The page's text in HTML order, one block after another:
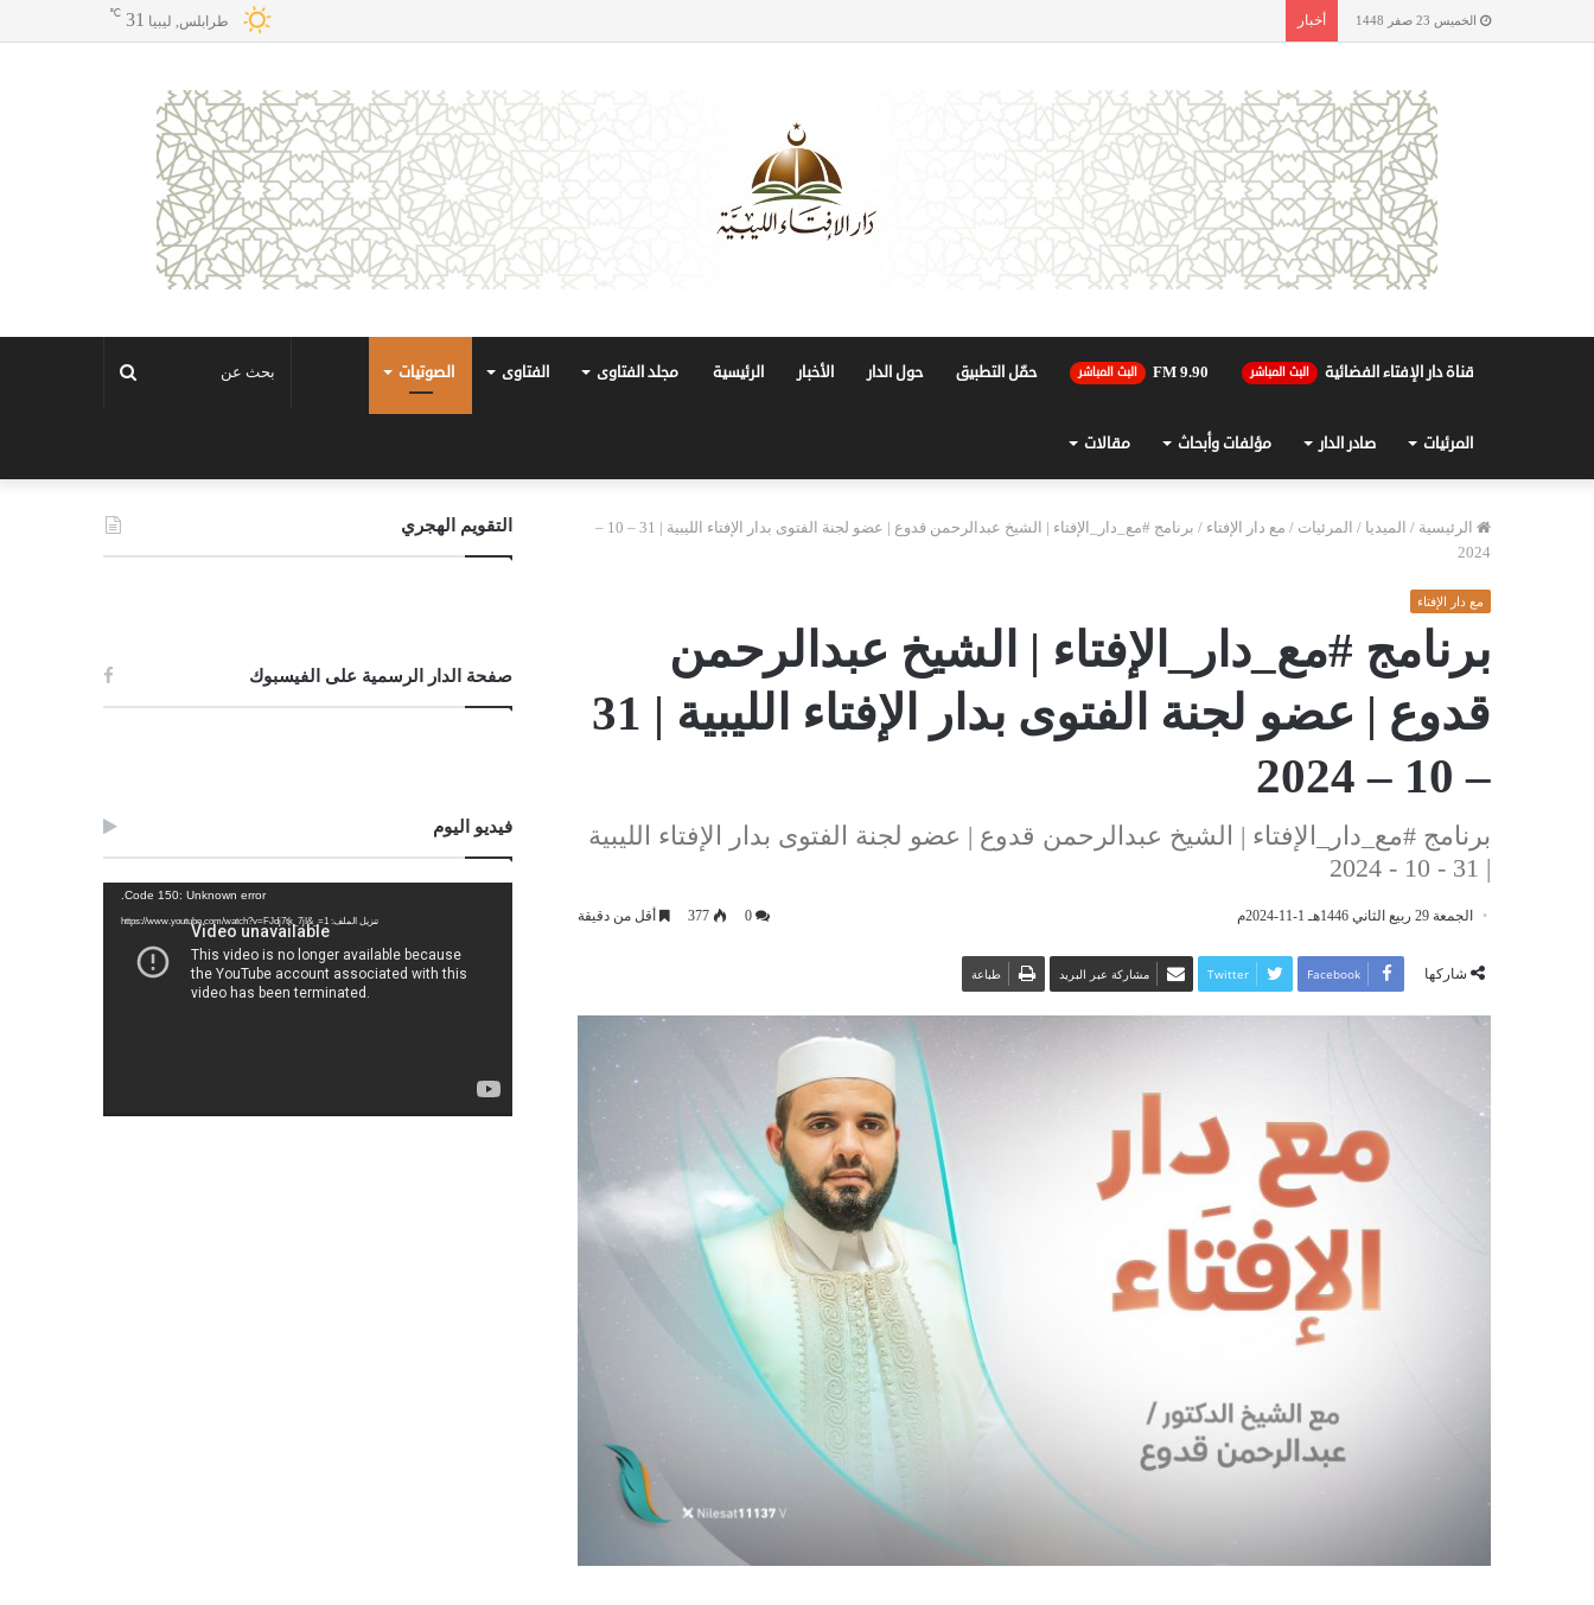
الخميس 23 صفر 1448 أخبار طرابلس, ليبيا 31
℃
قناة دار الإفتاء الفضائية البث المباشر 90.FM 9 البث المباشر حمّل التطبيق حول الدار الأخبار الرئيسية مجلد الفتاوى الفتاوى الصوتيات
المرئيات صادر الدار مؤلفات وأبحاث مقالات
الرئيسية / الميديا / المرئيات / مع دار الإفتاء /
برنامج #مع_دار_الإفتاء | الشيخ عبدالرحمن قدوع | عضو لجنة الفتوى بدار الإفتاء الليبية | 31 – 10 –
2024
مع دار الإفتاء
برنامج #مع_دار_الإفتاء | الشيخ عبدالرحمن
قدوع | عضو لجنة الفتوى بدار الإفتاء الليبية | 31
– 10 – 2024
برنامج #مع_دار_الإفتاء | الشيخ عبدالرحمن قدوع | عضو لجنة الفتوى بدار الإفتاء الليبية
| 31 - 10 - 2024
الجمعة 29 ربيع الثاني 1446هـ 1-11-2024م 0
377 أقل من دقيقة
شاركها Facebook
Twitter مشاركة عبر البريد طباعة
التقويم الهجري
صفحة الدار الرسمية على الفيسبوك
فيديو اليوم
Code 150: Unknown error.
تنزيل الملف: https://www.youtube.com/watch?v=FJdj7tk_7jI&_=1